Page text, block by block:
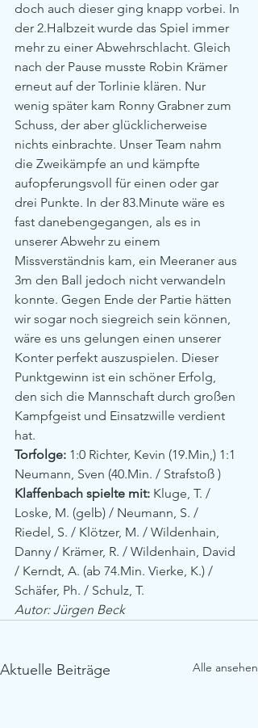
doch auch dieser ging knapp vorbei. In
der 2.Halbzeit wurde das Spiel immer
mehr zu einer Abwehrschlacht. Gleich
nach der Pause musste Robin Krämer
erneut auf der Torlinie klären. Nur
wenig später kam Ronny Grabner zum
Schuss, der aber glücklicherweise
nichts einbrachte. Unser Team nahm
die Zweikämpfe an und kämpfte
aufopferungsvoll für einen oder gar
drei Punkte. In der 83.Minute wäre es
fast danebengegangen, als es in
unserer Abwehr zu einem
Missverständnis kam, ein Meeraner aus
3m den Ball jedoch nicht verwandeln
konnte. Gegen Ende der Partie hätten
wir sogar noch siegreich sein können,
wäre es uns gelungen einen unserer
Konter perfekt auszuspielen. Dieser
Punktgewinn ist ein schöner Erfolg,
den sich die Mannschaft durch großen
Kampfgeist und Einsatzwille verdient
hat.
Torfolge: 1:0 Richter, Kevin (19.Min,) 1:1
Neumann, Sven (40.Min. / Strafstoß )
Klaffenbach spielte mit: Kluge, T. /
Loske, M. (gelb) / Neumann, S. /
Riedel, S. / Klötzer, M. / Wildenhain,
Danny / Krämer, R. / Wildenhain, David
/ Kerndt, A. (ab 74.Min. Vierke, K.) /
Schäfer, Ph. / Schulz, T.
Autor: Jürgen Beck
Aktuelle Beiträge Alle ansehen